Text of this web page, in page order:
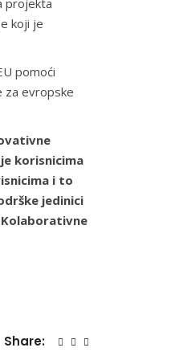
projekta
koji je
pomoći
za evropske
korisnicima
i to
jedinici
Share: